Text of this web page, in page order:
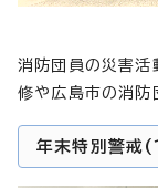
消防団員の災害活
修や広島市の消防
年末特別警戒